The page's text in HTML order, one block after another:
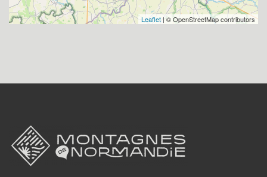
Leaflet | © OpenStreetMap contributors